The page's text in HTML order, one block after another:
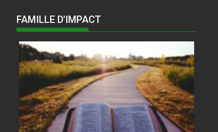
FAMILLE D'IMPACT